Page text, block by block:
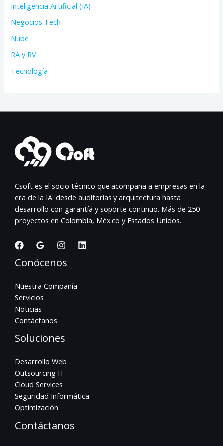
Inteligencia Artificial (IA)
Negocios Tech
Nube
RA y RV
Tecnología
Csoft es el socio técnico que acompaña a empresas en la
era de la IA: desde auditorías y arquitectura hasta
desarrollo con garantía y soporte continuo. Más de 250
proyectos en Colombia, México y Estados Unidos.
Conócenos
Nuestra Compañía
Servicios
Noticias
Contáctanos
Soluciones
Desarrollo Web
Outsourcing IT
Cloud Services
Seguridad Informática
Optimización
Contáctanos